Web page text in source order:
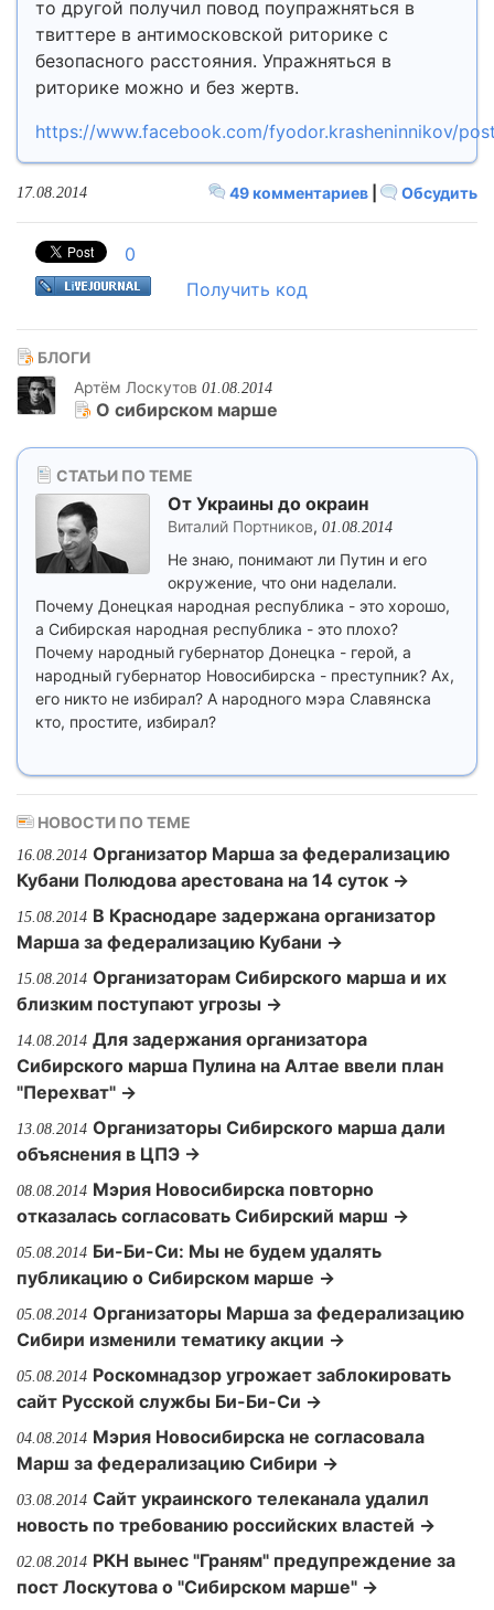
то другой получил повод поупражняться в
твиттере в антимосковской риторике с
безопасного расстояния. Упражняться в
риторике можно и без жертв.
https://www.facebook.com/fyodor.krasheninnikov/
49 комментариев Обсудить
17.08.2014
0
Получить код
БЛОГИ
Артём Лоскутов 01.08.2014
О сибирском марше
СТАТЬИ ПО ТЕМЕ
От Украины до окраин
Виталий Портников, 01.08.2014
Не знаю, понимают ли Путин и его
окружение, что они наделали.
Почему Донецкая народная республика - это хорошо,
а Сибирская народная республика - это плохо?
Почему народный губернатор Донецка - герой, а
народный губернатор Новосибирска - преступник? Ах,
его никто не избирал? А народного мэра Славянска
кто, простите, избирал?
НОВОСТИ ПО ТЕМЕ
16.08.2014 Организатор Марша за федерализацию
Кубани Полюдова арестована на 14 суток →
15.08.2014 В Краснодаре задержана организатор
Марша за федерализацию Кубани →
15.08.2014 Организаторам Сибирского марша и их
близким поступают угрозы →
14.08.2014 Для задержания организатора
Сибирского марша Пулина на Алтае ввели план
"Перехват" →
13.08.2014 Организаторы Сибирского марша дали
объяснения в ЦПЭ →
08.08.2014 Мэрия Новосибирска повторно
отказалась согласовать Сибирский марш →
05.08.2014 Би-Би-Си: Мы не будем удалять
публикацию о Сибирском марше →
05.08.2014 Организаторы Марша за федерализацию
Сибири изменили тематику акции →
05.08.2014 Роскомнадзор угрожает заблокировать
сайт Русской службы Би-Би-Си →
04.08.2014 Мэрия Новосибирска не согласовала
Марш за федерализацию Сибири →
03.08.2014 Сайт украинского телеканала удалил
новость по требованию российских властей →
02.08.2014 РКН вынес "Граням" предупреждение за
пост Лоскутова о "Сибирском марше" →